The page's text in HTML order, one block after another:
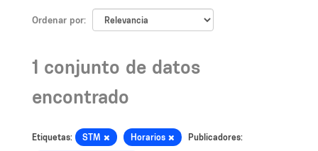
Ordenar por
1 conjunto de datos
encontrado
Etiquetas: STM Horarios Publicadores: